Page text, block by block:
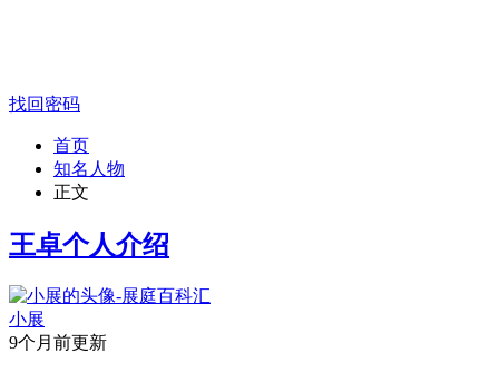
找回密码
首页
知名人物
正文
王卓个人介绍
小展
9个月前更新